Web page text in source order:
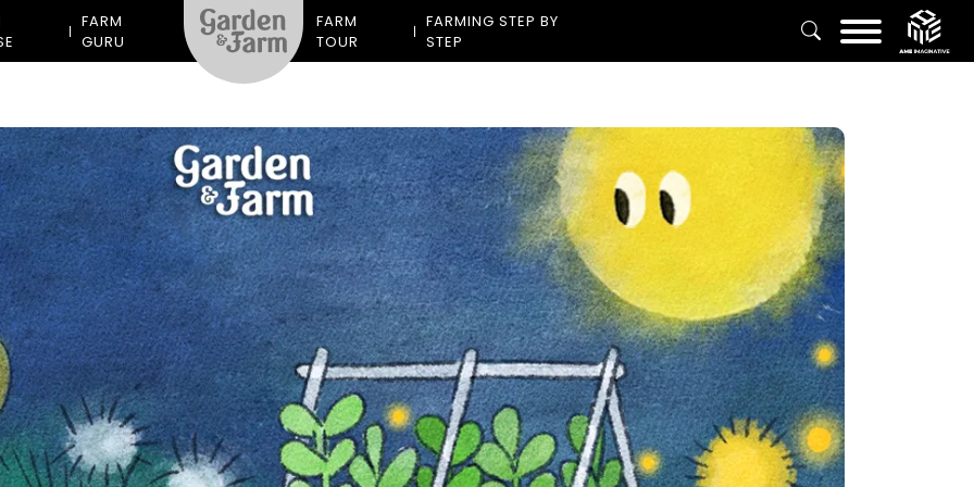
FARM
GURU
FARM
TOUR
FARMING STEP BY
STEP